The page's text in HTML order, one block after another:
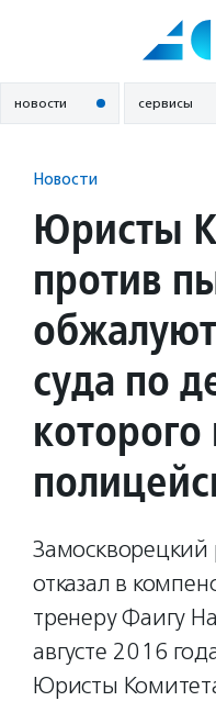
новости сервисы
Новости
Юристы
против
суда по
отказал в
тренеру Фаигу
августе 2016
Юристы